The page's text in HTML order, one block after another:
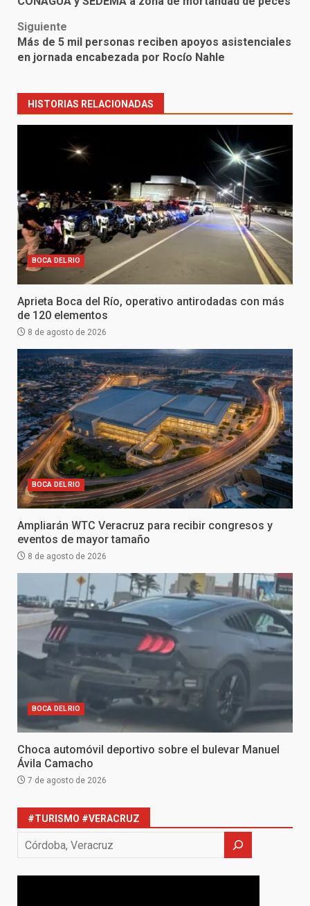
Siguiente
Más de 5 mil personas reciben apoyos asistenciales
en jornada encabezada por Rocío Nahle
HISTORIAS RELACIONADAS
BOCA DEL RIO
Aprieta Boca del Río, operativo antirodadas con más
de 120 elementos
8 de agosto de 2026
BOCA DEL RIO
Ampliarán WTC Veracruz para recibir congresos y
eventos de mayor tamaño
8 de agosto de 2026
BOCA DEL RIO
Choca automóvil deportivo sobre el bulevar Manuel
Ávila Camacho
7 de agosto de 2026
#TURISMO #VERACRUZ